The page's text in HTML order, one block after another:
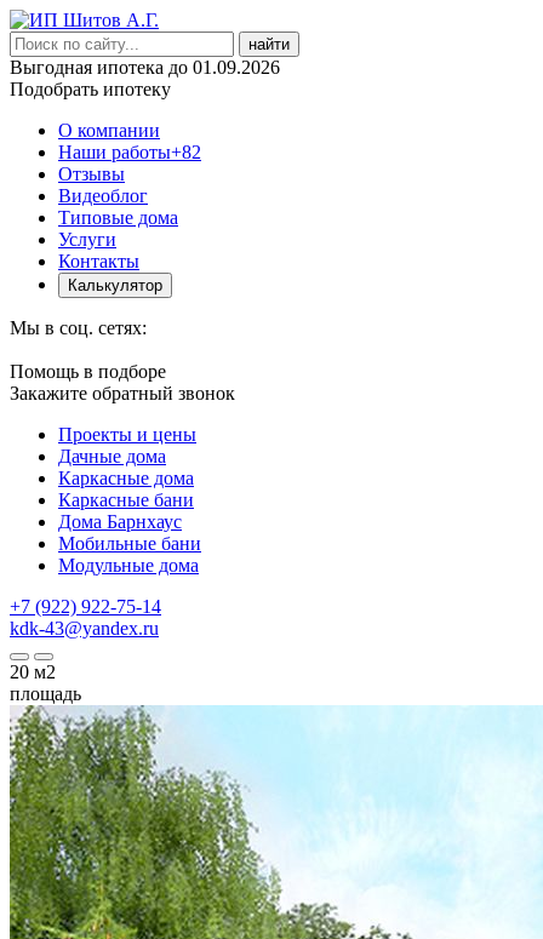
найти
Выгодная ипотека до 01.09.2026
Подобрать ипотеку
О компании
Наши работы+82
Отзывы
Видеоблог
Типовые дома
Услуги
Контакты
Калькулятор
Мы в соц. сетях:
Помощь в подборе
Закажите обратный звонок
Проекты и цены
Дачные дома
Каркасные дома
Каркасные бани
Дома Барнхаус
Мобильные бани
Модульные дома
+7 (922) 922-75-14
kdk-43@yandex.ru
20 м2
площадь